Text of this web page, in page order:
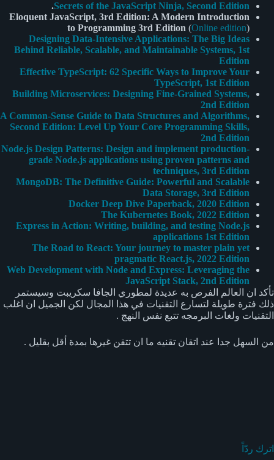
Secrets of the JavaScript Ninja, Second Edition
.
Eloquent JavaScript, 3rd Edition: A Modern Introduction
to Programming 3rd Edition (Online edition)
Designing Data-Intensive Applications: The Big Ideas
Behind Reliable, Scalable, and Maintainable Systems, 1st
Edition
Effective TypeScript: 62 Specific Ways to Improve Your
TypeScript, 1st Edition
Building Microservices: Designing Fine-Grained Systems,
2nd Edition
A Common-Sense Guide to Data Structures and Algorithms,
Second Edition: Level Up Your Core Programming Skills,
2nd Edition
Node.js Design Patterns: Design and implement production-
grade Node.js applications using proven patterns and
techniques, 3rd Edition
MongoDB: The Definitive Guide: Powerful and Scalable
Data Storage, 3rd Edition
Docker Deep Dive Paperback, 2020 Edition
The Kubernetes Book, 2022 Edition
Express in Action: Writing, building, and testing Node.js
applications 1st Edition
The Road to React: Your journey to master plain yet
pragmatic React.js, 2022 Edition
Web Development with Node and Express: Leveraging the
JavaScript Stack, 2nd Edition
تأكد ان العالم الفرص به عديدة لمطوري الجافا سكريبت وسيستمر
ذلك فترة طويلة لتسارع التقنيات في هذا المجال لكن الجميل ان اغلب
التقنيات ولغات البرمجه تتبع نفس النهج .
من السهل جدا عند اتقان تقنيه ما ان تتقن غيرها بمدة أقل بقليل .
اترك ردّاً